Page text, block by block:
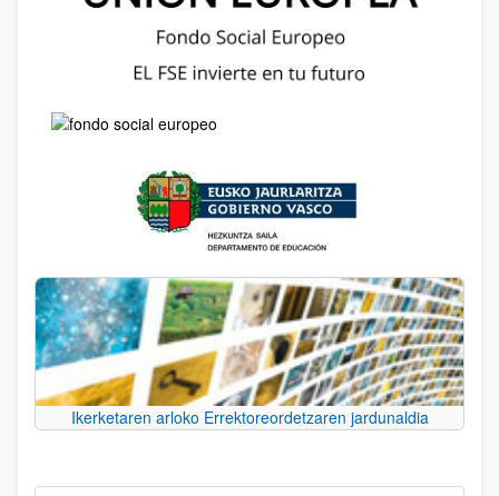
Ikerketaren arloko Errektoreordetzaren jardunaldia